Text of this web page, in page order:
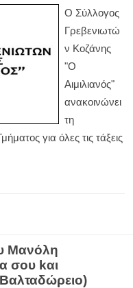
Ο Σύλλογος
Γρεβενιωτώ
ν Κοζάνης
"Ο
Αιμιλιανός"
ανακοινώνει
τη
για όλες τις τάξεις
Μανόλη
σου kαι